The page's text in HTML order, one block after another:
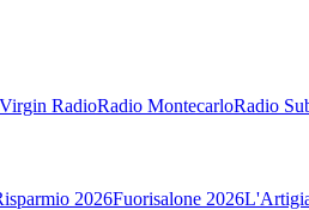
Virgin RadioRadio MontecarloRadio
2026Fuorisalone 2026